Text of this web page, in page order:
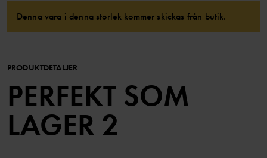
Denna vara i denna storlek kommer skickas från butik.
PRODUKTDETALJER
PERFEKT SOM
LAGER 2